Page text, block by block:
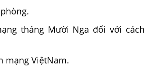
tháng Mười Nga đối với cách
mạng ViệtNam.